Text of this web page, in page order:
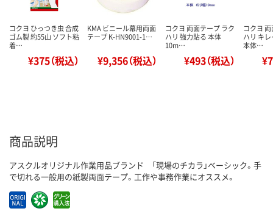
コクヨ ひっつき虫 合成
ゴム製 約55山 ソフト粘
着…
¥375（税込）
KMA ビニール幕用両面
テープ K-HN9001-1…
¥9,356（税込）
コクヨ 両面テープ ラク
ハリ 強力貼る 本体
10m…
¥493（税込）
コクヨ
ハリ キ
本体…
商品説明
アスクルオリジナル作業用品ブランド 「現場のチカラ」ベーシック。手
で切れる一般用の紙製両面テープ。工作や事務作業にオススメ。